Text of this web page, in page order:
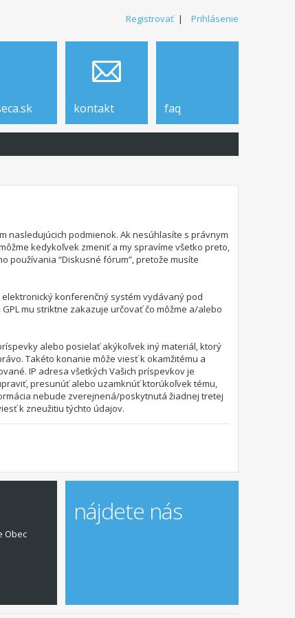
Registrovať| Prihlásenie
kontakt faq
nasledujúcich podmienok. Ak nesúhlasíte s právnym
kedykoľvek zmeniť a my spravíme všetko preto,
používania “Diskusné fórum”, pretože musíte
elektronický konferenčný systém vydávaný pod
mu striktne zakazuje určovať čo môžme a/alebo
alebo posielať akýkoľvek iný materiál, ktorý
Takéto konanie môže viesť k okamžitému a
IP adresa všetkých Vašich príspevkov je
presunúť alebo uzamknúť ktorúkoľvek tému,
nebude zverejnená/poskytnutá žiadnej tretej
k zneužitiu týchto údajov.
Obec
nájdete nás